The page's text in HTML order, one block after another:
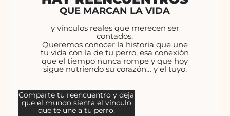
QUE MARCAN LA VIDA
y vínculos reales que merecen ser
contados.
Queremos conocer la historia que une
tu vida con la de tu perro, esa conexión
que el tiempo nunca rompe y que hoy
sigue nutriendo su corazón… y el tuyo.
Comparte tu reencuentro y deja
que el mundo sienta el vínculo
que te une a tu perro.